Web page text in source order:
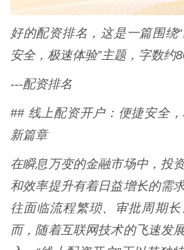
好的配资排名，这是一篇围绕
安全，极速体验”主题，字数约
---配资排名
## 线上配资开户：便捷安全
新篇章
在瞬息万变的金融市场中，投
和效率提升有着日益增长的需
往面临流程繁琐、审批周期
而，随着互联网技术的飞速发